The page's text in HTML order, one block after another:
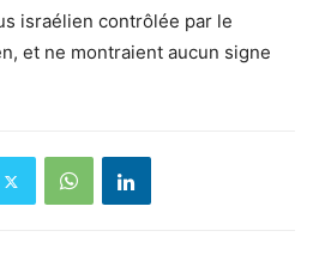
israélien contrôlée par le
et ne montraient aucun signe